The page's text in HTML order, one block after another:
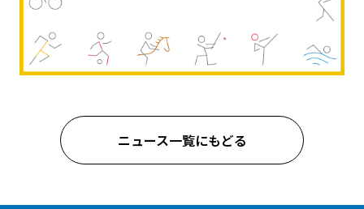
ニュース一覧にもどる